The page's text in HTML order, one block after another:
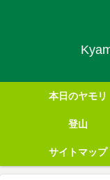
本日のヤモリ
登山
サイトマップ